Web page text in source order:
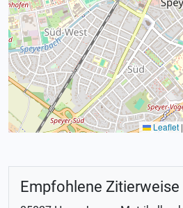
Leaflet |
Empfohlene Zitierweise